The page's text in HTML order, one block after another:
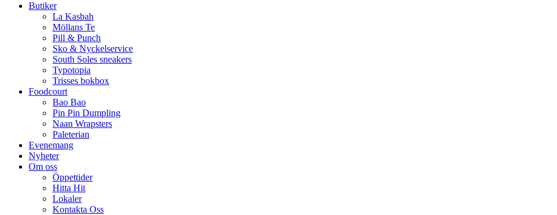
Butiker
La Kasbah
Möllans Te
Pill & Punch
Sko & Nyckelservice
South Soles sneakers
Typotopia
Trisses bokbox
Foodcourt
Bao Bao
Pin Pin Dumpling
Naan Wrapsters
Paleterian
Evenemang
Nyheter
Om oss
Öppettider
Hitta Hit
Lokaler
Kontakta Oss